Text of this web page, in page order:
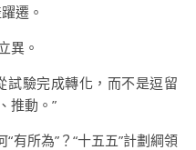
遷。
異。
試驗完成轉化，而不是逗留
推動。”
“有所為”？“十五五”計劃綱領